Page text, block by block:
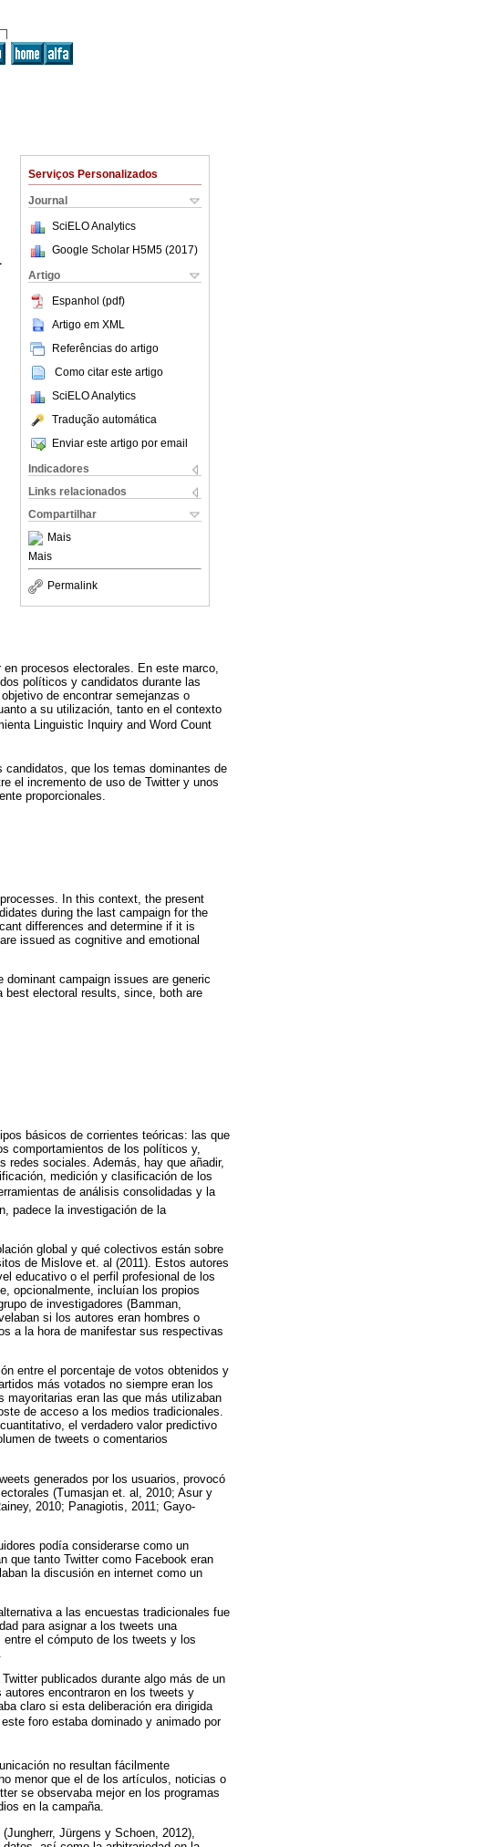
Serviços Personalizados
Journal
SciELO Analytics
Google Scholar H5M5 (2017)
Artigo
Espanhol (pdf)
Artigo em XML
Referências do artigo
Como citar este artigo
SciELO Analytics
Tradução automática
Enviar este artigo por email
Indicadores
Links relacionados
Compartilhar
Mais
Mais
Permalink
procesos electorales. En este marco,
políticos y candidatos durante las
de encontrar semejanzas o
a su utilización, tanto en el contexto
Linguistic Inquiry and Word Count
que los temas dominantes de
el incremento de uso de Twitter y unos
proporcionales.
In this context, the present
during the last campaign for the
differences and determine if it is
issued as cognitive and emotional
campaign issues are generic
best electoral results, since, both are
básicos de corrientes teóricas: las que
comportamientos de los políticos y,
redes sociales. Además, hay que añadir,
medición y clasificación de los
de análisis consolidadas y la
padece la investigación de la
global y qué colectivos están sobre
de Mislove et. al (2011). Estos autores
educativo o el perfil profesional de los
opcionalmente, incluían los propios
de investigadores (Bamman,
si los autores eran hombres o
a la hora de manifestar sus respectivas
entre el porcentaje de votos obtenidos y
más votados no siempre eran los
mayoritarias eran las que más utilizaban
de acceso a los medios tradicionales.
el verdadero valor predictivo
de tweets o comentarios
generados por los usuarios, provocó
(Tumasjan et. al, 2010; Asur y
2010; Panagiotis, 2011; Gayo-
podía considerarse como un
que tanto Twitter como Facebook eran
la discusión en internet como un
a las encuestas tradicionales fue
para asignar a los tweets una
el cómputo de los tweets y los
publicados durante algo más de un
encontraron en los tweets y
claro si esta deliberación era dirigida
foro estaba dominado y animado por
no resultan fácilmente
menor que el de los artículos, noticias o
se observaba mejor en los programas
en la campaña.
Jürgens y Schoen, 2012),